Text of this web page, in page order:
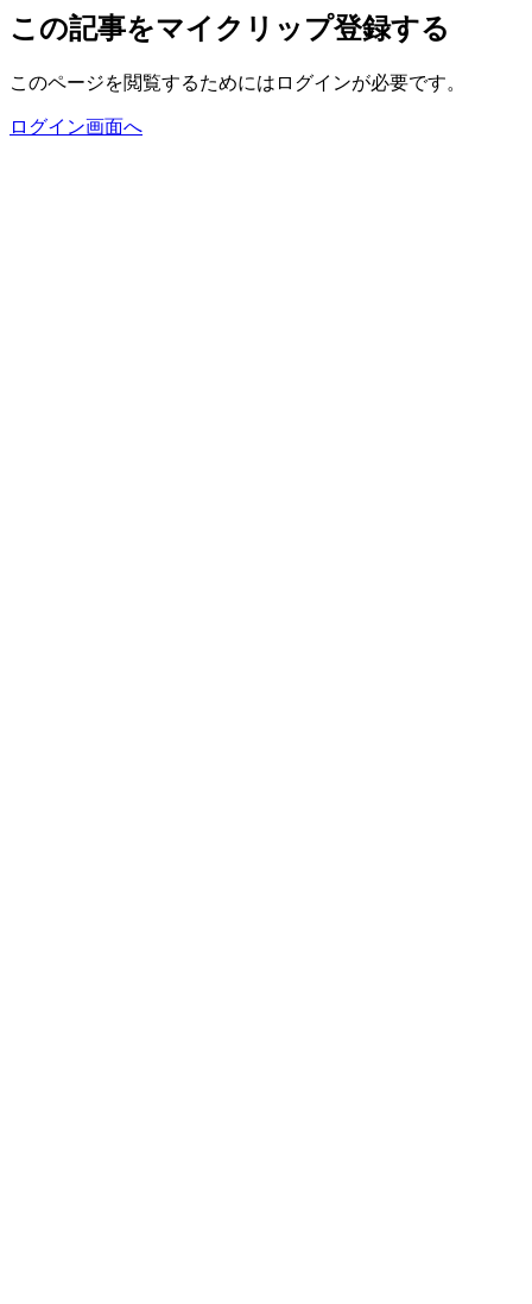
この記事をマイクリップ登録する
このページを閲覧するためにはログインが必要です。
ログイン画面へ